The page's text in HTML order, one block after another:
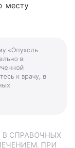
месту
«Опухоль
в
к врачу, в
СПРАВОЧНЫХ
ПРИ